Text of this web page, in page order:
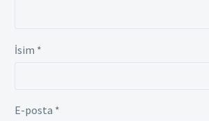
İsim *
E-posta *